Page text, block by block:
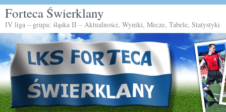
Forteca Świerklany
IV liga – grupa: śląska II – Aktualności, Wyniki, Mecze, Tabele, Statystyki